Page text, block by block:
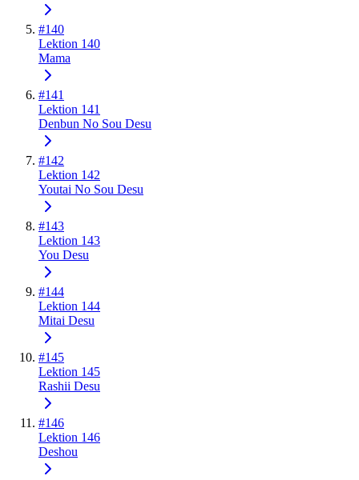
#140
Lektion 140
Mama
#141
Lektion 141
Denbun No Sou Desu
#142
Lektion 142
Youtai No Sou Desu
#143
Lektion 143
You Desu
#144
Lektion 144
Mitai Desu
#145
Lektion 145
Rashii Desu
#146
Lektion 146
Deshou